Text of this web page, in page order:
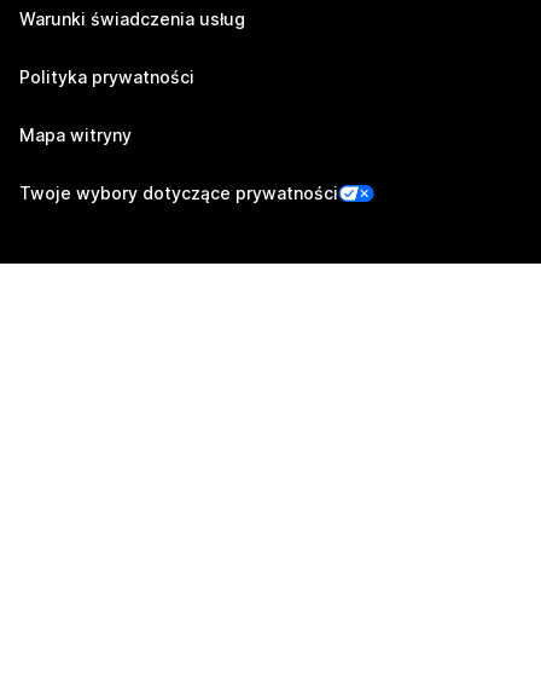
Warunki świadczenia usług
Polityka prywatności
Mapa witryny
Twoje wybory dotyczące prywatności